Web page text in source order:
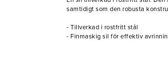
samtidigt som den robusta
- Tillverkad i rostfritt stål
- Finmaskig sil för effektiv